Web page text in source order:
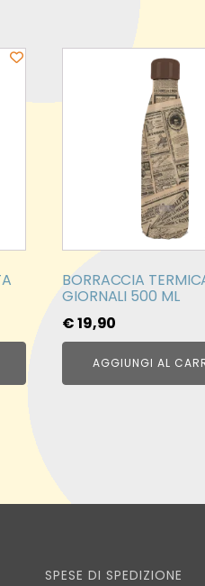
BORRACCIA
GIORNALI 500 ML
€19,90
AGGIUNGI AL
SPESE DI SPEDIZIONE